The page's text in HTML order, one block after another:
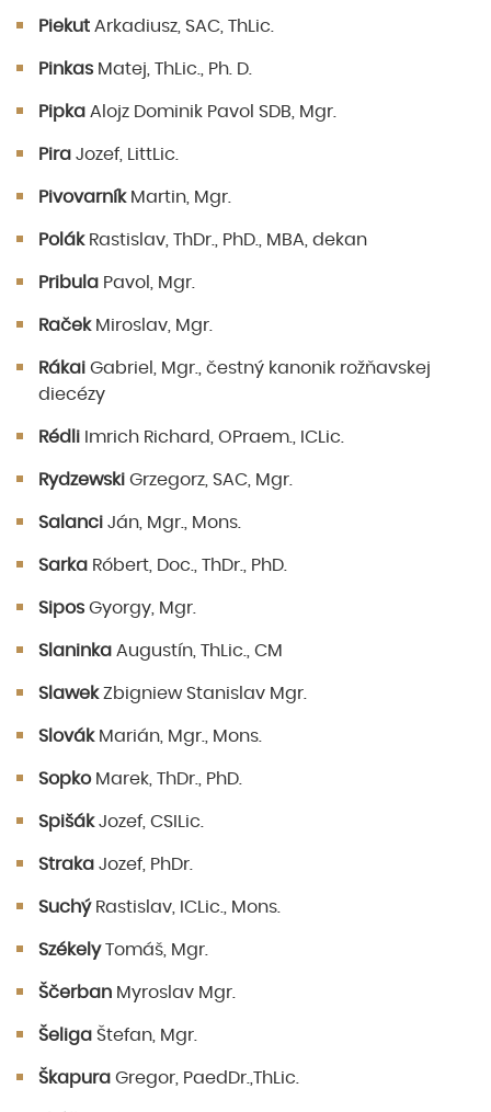
Piekut Arkadiusz, SAC, ThLic.
Pinkas Matej, ThLic., Ph. D.
Pipka Alojz Dominik Pavol SDB, Mgr.
Pira Jozef, LittLic.
PivovarníkMartin, Mgr.
PolákRastislav, ThDr., PhD., MBA, dekan
Pribula Pavol, Mgr.
RačekMiroslav, Mgr.
Rákai Gabriel, Mgr., čestný kanonik rožňavskej
diecézy
Rédli Imrich Richard, OPraem., ICLic.
Rydzewski Grzegorz, SAC, Mgr.
Salanci Ján, Mgr., Mons.
Sarka Róbert, Doc., ThDr., PhD.
Sipos Gyorgy, Mgr.
Slaninka Augustín, ThLic., CM
SlawekZbigniew Stanislav Mgr.
SlovákMarián, Mgr., Mons.
SopkoMarek, ThDr., PhD.
SpišákJozef, CSILic.
Straka Jozef, PhDr.
SuchýRastislav, ICLic., Mons.
SzékelyTomáš, Mgr.
Ščerban Myroslav Mgr.
Šeliga Štefan, Mgr.
Škapura Gregor, PaedDr.,ThLic.